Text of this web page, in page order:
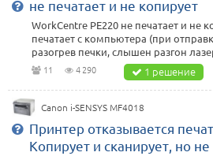
не печатает и не копирует
WorkCentre PE220 не печатает и не
печатает c компьютера (при
разогрев печки, слышен разгон
11 4 290 1 решение
Canon i-SENSYS MF4018
Принтер отказывается
Копирует и сканирует, но не